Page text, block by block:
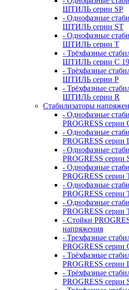
ШТИЛЬ серии SP
- Однофазные
ШТИЛЬ серии ST
- Однофазные
ШТИЛЬ серии T
- Трёхфазные
ШТИЛЬ серии C 19
- Трёхфазные
ШТИЛЬ серии P
- Трёхфазные
ШТИЛЬ серии R
Стабилизаторы
- Однофазные
PROGRESS серии
- Однофазные
PROGRESS серии
- Однофазные
PROGRESS серии
- Однофазные
PROGRESS серии
- Однофазные
PROGRESS серии
- Однофазные
PROGRESS серии
- Стойки
напряжения
- Трехфазные
PROGRESS серии
- Трёхфазные
PROGRESS серии
- Трёхфазные
PROGRESS серии